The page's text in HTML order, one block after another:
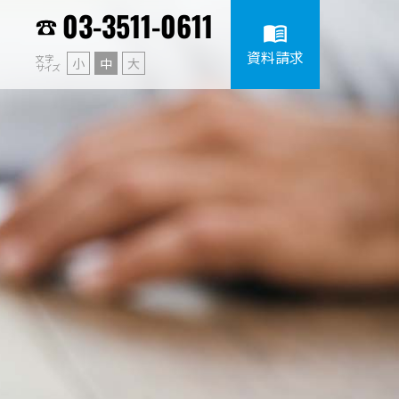
03-3511-0611
文字
サイズ 小 中 大
menu_book
資料請求